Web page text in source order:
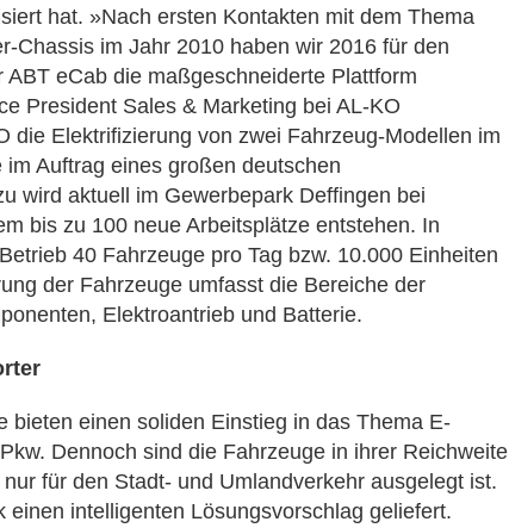
hat. »Nach ersten Kontakten mit dem Thema
Chassis im Jahr 2010 haben wir 2016 für den
eCab die maßgeschneiderte Plattform
President Sales & Marketing bei AL-KO
die Elektrifizierung von zwei Fahrzeug-Modellen im
Auftrag eines großen deutschen
wird aktuell im Gewerbepark Deffingen bei
bis zu 100 neue Arbeitsplätze entstehen. In
40 Fahrzeuge pro Tag bzw. 10.000 Einheiten
der Fahrzeuge umfasst die Bereiche der
Elektroantrieb und Batterie.
bieten einen soliden Einstieg in das Thema E-
Dennoch sind die Fahrzeuge in ihrer Reichweite
für den Stadt- und Umlandverkehr ausgelegt ist.
intelligenten Lösungsvorschlag geliefert.